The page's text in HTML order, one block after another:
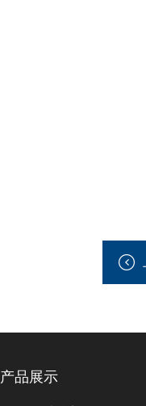
产品展示